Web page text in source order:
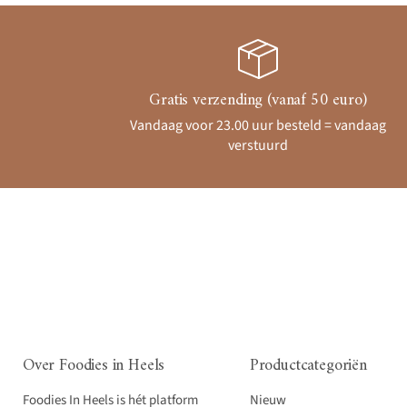
Gratis verzending (vanaf 50 euro)
Vandaag voor 23.00 uur besteld = vandaag
verstuurd
Over Foodies in Heels
Foodies In Heels is hét platform
Productcategoriën
Nieuw